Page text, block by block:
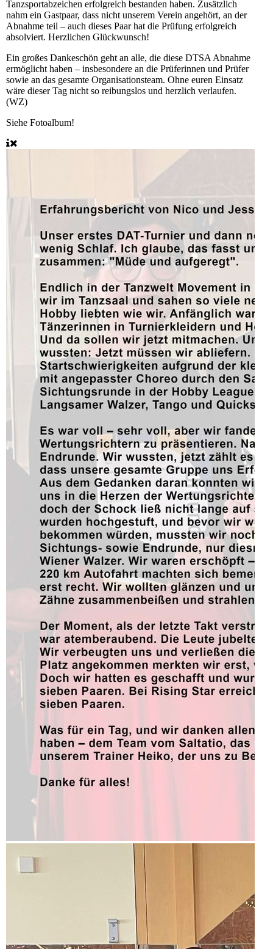
Tanzsportabzeichen erfolgreich bestanden haben. Zusätzlich
nahm ein Gastpaar, dass nicht unserem Verein angehört, an der
Abnahme teil – auch dieses Paar hat die Prüfung erfolgreich
absolviert. Herzlichen Glückwunsch!
Ein großes Dankeschön geht an alle, die diese DTSA Abnahme
ermöglicht haben – insbesondere an die Prüferinnen und Prüfer
sowie an das gesamte Organisationsteam. Ohne euren Einsatz
wäre dieser Tag nicht so reibungslos und herzlich verlaufen.
(WZ)
Siehe Fotoalbum!